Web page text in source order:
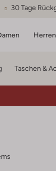
30 Tage
Herren
Taschen &